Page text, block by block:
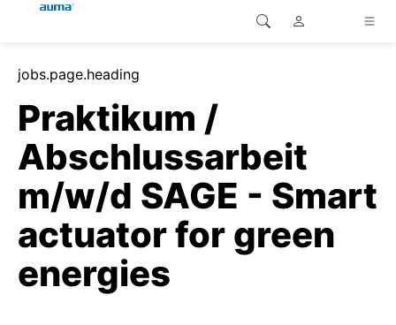
Home
Home
Customer service
Home
continent.global
continent.europe
continent.asia-pacific
continent.america
Site Search
jobs.page.heading
Praktikum /
Abschlussarbeit
m/w/d SAGE - Smart
actuator for green
energies